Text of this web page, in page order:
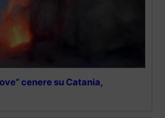
cenere su Catania,